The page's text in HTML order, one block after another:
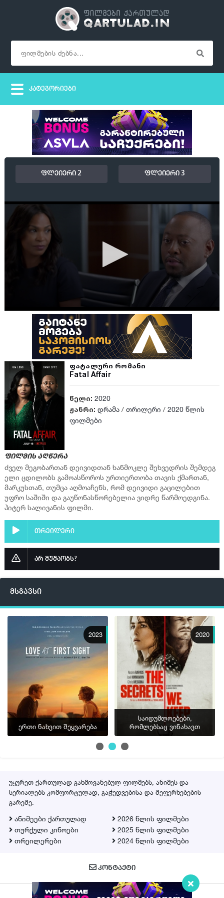
ფლეიერი 2 ფლეიერი 3
ფატალური რომანი
Fatal Affair
წელი: 2020
ჟანრი: დრამა / თრილერი / 2020 წლის
ფილმები
ფილმის აღწერა
ძველ მეგობართან დეივიდთან ხანმოკლე შეხვედრის შემდეგ
ელი ცდილობს გამოასწოროს ურთიერთობა თავის ქმართან,
მარკუსთან, თუმცა აღმოაჩენს, რომ დეივიდი გაცილებით
უფრო საშიში და გაუწონასწორებელია ვიდრე წარმოედგინა.
პიტერ სალივანის ფილმი.
თრეილერი
არ მუშაობს?
მსგავსი
2023
ერთი ნახვით შეყვარება
2020
საიდუმლოებები,
რომლებსაც ვინახავთ
უყურეთ ქართულად გახმოვანებულ ფილმებს, ანიმეს და
სერიალებს კომფორტულად, გაჭედვებისა და შეფერხებების
გარეშე.
ანიმეები ქართულად
თურქული კინოები
თრეილერები
2026 წლის ფილმები
2025 წლის ფილმები
2024 წლის ფილმები
ᲙᲝᲜᲢᲐᲥᲢᲘ